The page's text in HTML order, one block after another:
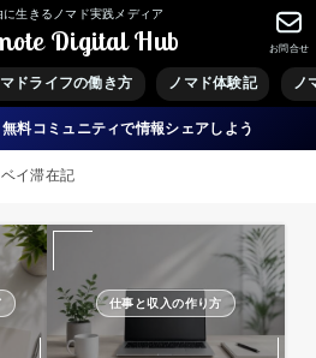
に生きるノマド実践メディア
Digital Hub
マドライフの働き方 ノマド体験記 ノ
お問合せ
料コミュニティで情報シェアしよう
イ滞在記
仕事と収入の作り方